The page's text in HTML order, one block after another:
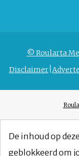
© Roularta
Disclaimer
De inhoud op
geblokkeerd om